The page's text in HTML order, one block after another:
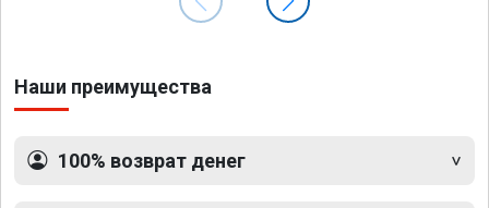
Наши преимущества
100% возврат денег